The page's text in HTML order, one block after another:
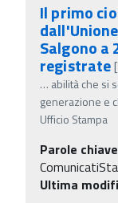
Il primo
Salgono a
registrate
… abilità che si
generazione e
Ufficio Stampa
Parole chiave
Ultima